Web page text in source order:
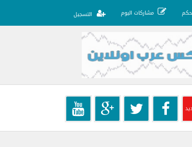
مشاركات اليوم التسجيل